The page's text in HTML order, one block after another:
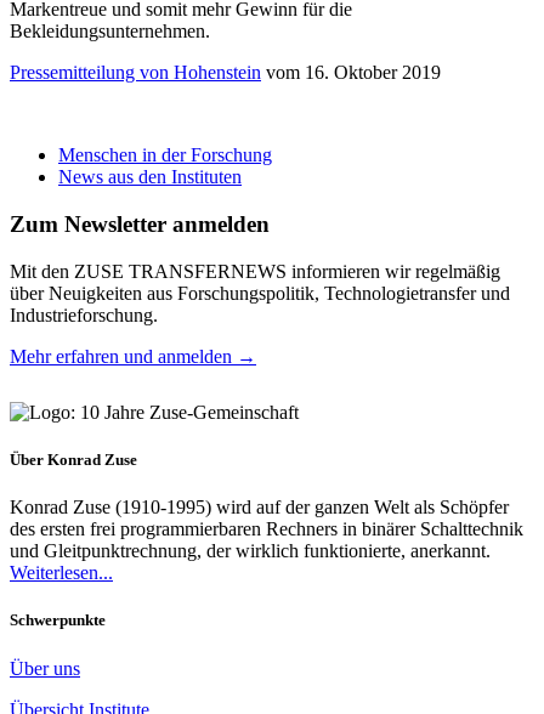
Markentreue und somit mehr Gewinn für die
Bekleidungsunternehmen.
Pressemitteilung von Hohenstein vom 16. Oktober 2019
Menschen in der Forschung
News aus den Instituten
Zum Newsletter anmelden
Mit den ZUSE TRANSFERNEWS informieren wir regelmäßig
über Neuigkeiten aus Forschungspolitik, Technologietransfer und
Industrieforschung.
Mehr erfahren und anmelden →
Über Konrad Zuse
Konrad Zuse (1910-1995) wird auf der ganzen Welt als Schöpfer
des ersten frei programmierbaren Rechners in binärer Schalttechnik
und Gleitpunktrechnung, der wirklich funktionierte, anerkannt.
Weiterlesen...
Schwerpunkte
Über uns
Übersicht Institute